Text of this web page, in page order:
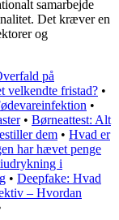
samarbejde
Det kræver en
og
på
velkendte fristad? •
•
• Børneattest: Alt
dem • Hvad er
har hævet penge
i
• Deepfake: Hvad
– Hvordan